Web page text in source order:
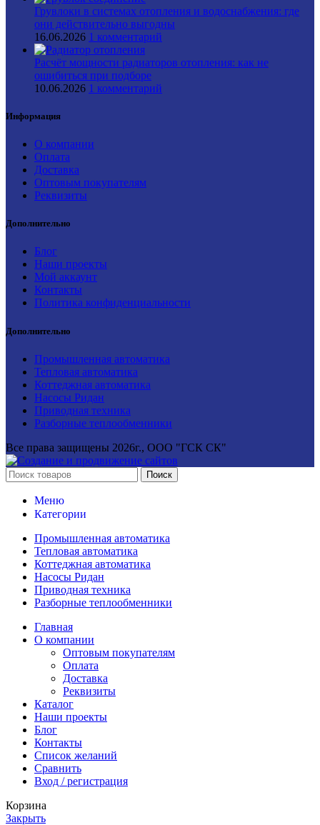
Грувлоки в системах отопления и водоснабжения: где
они действительно выгодны
16.06.2026 1 комментарий
Расчёт мощности радиаторов отопления: как не
ошибиться при подборе
10.06.2026 1 комментарий
Информация
О компании
Оплата
Доставка
Оптовым покупателям
Реквизиты
Дополнительно
Блог
Наши проекты
Мой аккаунт
Контакты
Политика конфиденциальности
Дополнительно
Промышленная автоматика
Тепловая автоматика
Коттеджная автоматика
Насосы Ридан
Приводная техника
Разборные теплообменники
Все права защищены 2026г., ООО "ГСК СК"
Поиск
Меню
Категории
Промышленная автоматика
Тепловая автоматика
Коттеджная автоматика
Насосы Ридан
Приводная техника
Разборные теплообменники
Главная
О компании
Оптовым покупателям
Оплата
Доставка
Реквизиты
Каталог
Наши проекты
Блог
Контакты
Список желаний
Сравнить
Вход / регистрация
Корзина
Закрыть